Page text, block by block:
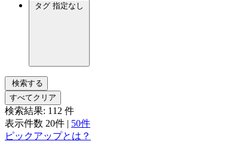
タグ 指定なし
検索する
すべてクリア
検索結果: 112 件
表示件数 20件 | 50件
ピックアップとは？